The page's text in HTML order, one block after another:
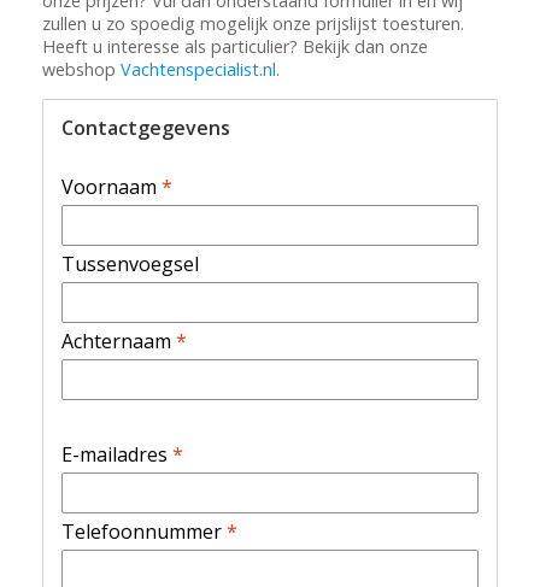
zullen u zo spoedig mogelijk onze prijslijst toesturen.
Heeft u interesse als particulier? Bekijk dan onze
webshop Vachtenspecialist.nl.
Contactgegevens
Voornaam *
Tussenvoegsel
Achternaam *
E-mailadres *
Telefoonnummer*